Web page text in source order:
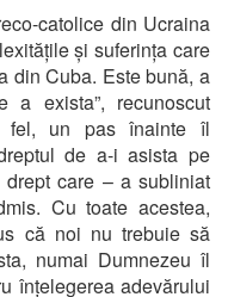
catolice din Ucraina
și suferința care
din Cuba. Este bună, a
a exista”, recunoscut
fel, un pas înainte îl
de a-i asista pe
care – a subliniat
Cu toate acestea,
că noi nu trebuie să
numai Dumnezeu îl
înțelegerea adevărului